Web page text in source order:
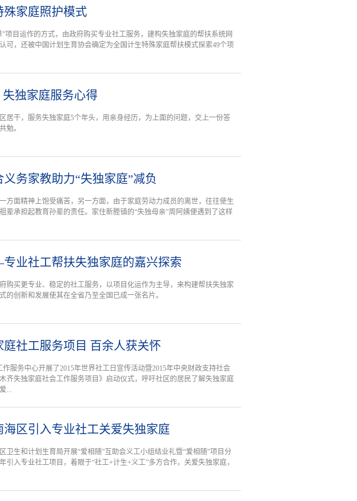
殊家庭照护模式
项目运作的方式，由政府购买专业社工服务，建构失独家庭的帮扶系统网
可，还被中国计划生育协会确定为全国计生特殊家庭帮扶模式探索49个项
失独家庭服务心得
居干，服务失独家庭5个年头，用亲身经历，为上面的问题，交上一份答
勉。
务家教助力“失独家庭”减负
方面精神上饱受痛苦，另一方面，由于家庭劳动力成员的离世，往往使生
辈承担起教育孙辈的责任。家住新塍镇的“失独母亲”周阿姨便遇到了这样
业社工帮扶失独家庭的嘉兴探索
购买更专业、稳定的社工服务，以项目化运作为主导，来构建帮扶失独家
的创新和发展使其在全省乃至全国已成一张名片。
庭社工服务项目 百余人获关怀
服务中心开展了2015年世界社工日宣传活动暨2015年中央财政支持社会
齐失独家庭社会工作服务项目》启动仪式，呼吁社区的居民了解失独家庭
...
海区引入专业社工关爱失独家庭
卫生和计划生育局开展“爱相随”互助会义工小组结业礼暨“爱相随”项目分
引入专业社工项目，着眼于“社工+计生+义工”多方合作，关爱失独家庭，